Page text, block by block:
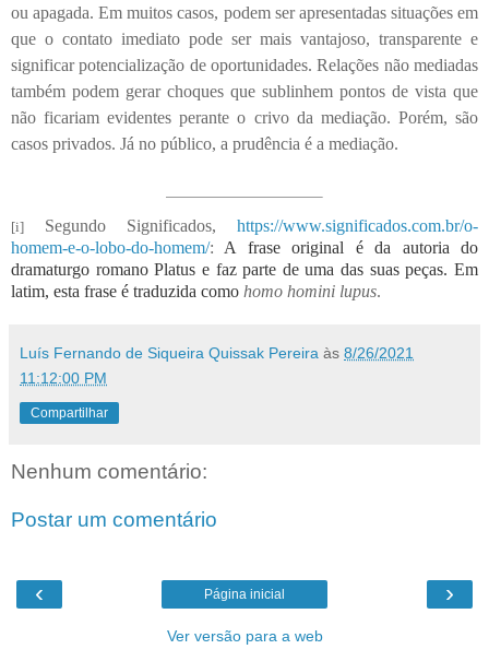
ou apagada. Em muitos casos, podem ser apresentadas situações em
que o contato imediato pode ser mais vantajoso, transparente e
significar potencialização de oportunidades. Relações não mediadas
também podem gerar choques que sublinhem pontos de vista que
não ficariam evidentes perante o crivo da mediação. Porém, são
casos privados. Já no público, a prudência é a mediação.
[i] Segundo Significados, https://www.significados.com.br/o-
homem-e-o-lobo-do-homem/: A frase original é da autoria do
dramaturgo romano Platus e faz parte de uma das suas peças. Em
latim, esta frase é traduzida como homo homini lupus.
Luís Fernando de Siqueira Quissak Pereira às 8/26/2021
11:12:00 PM
Compartilhar
Nenhum comentário:
Postar um comentário
‹ ›
Página inicial
Ver versão para a web